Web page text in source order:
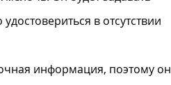
в отсутствии
информация, поэтому он